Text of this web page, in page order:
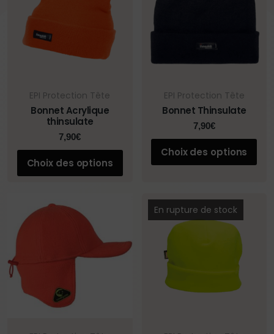
EPI Protection Tête
Bonnet Acrylique
thinsulate
7,90€
Choix des options
EPI Protection Tête
Bonnet Thinsulate
7,90€
Choix des options
En rupture de stock